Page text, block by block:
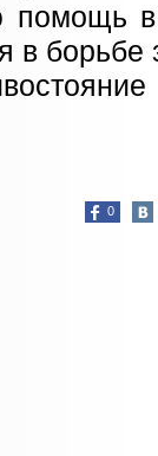
помощь
борьбе
0